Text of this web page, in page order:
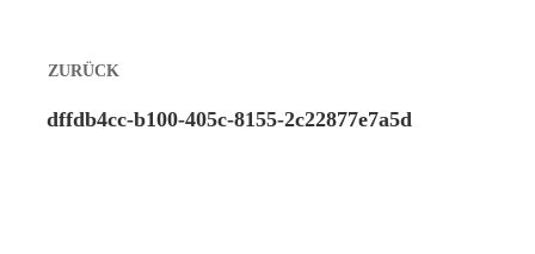
ZURÜCK
Vorheriger
dffdb4cc-b100-405c-8155-2c22877e7a5d